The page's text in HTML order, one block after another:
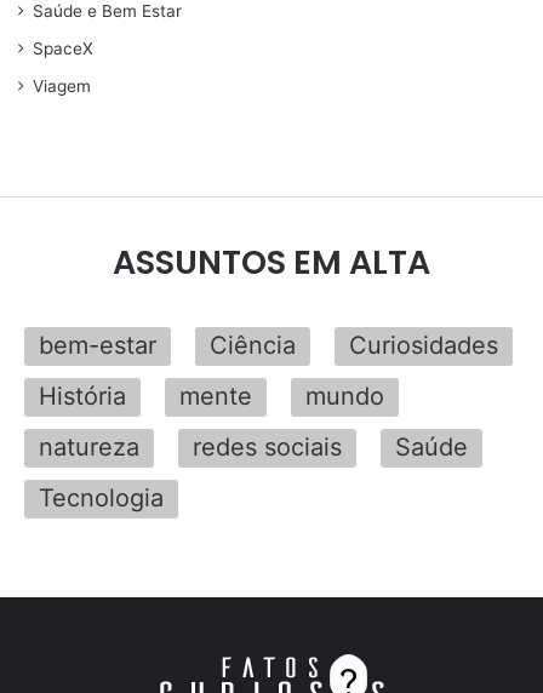
Saúde e Bem Estar
SpaceX
Viagem
ASSUNTOS EM ALTA
bem-estar Ciência
Curiosidades
História
mente
mundo
natureza
redes sociais
Saúde
Tecnologia